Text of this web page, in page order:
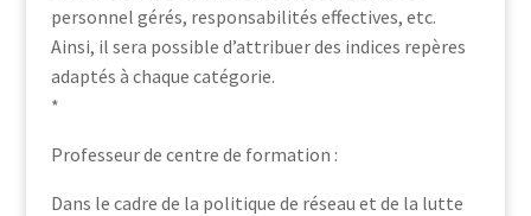
personnel gérés, responsabilités effectives, etc.
Ainsi, il sera possible d’attribuer des indices repères
adaptés à chaque catégorie.
*
Professeur de centre de formation :
Dans le cadre de la politique de réseau et de la lutte